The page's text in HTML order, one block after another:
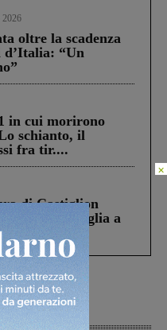
2026
oltre la scadenza
“Un
in cui morirono
schianto, il
fra tir....
di Castiglion
ucciso la figlia a
×